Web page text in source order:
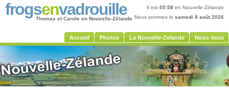
frogsenvadrouille
Thomas et Carole en Nouvelle-Zélande
Il est 05:58 en Nouvelle-Zélande
Nous sommes le samedi 8 août 2026
Accueil Photos La Nouvelle-Zelande Nous deux